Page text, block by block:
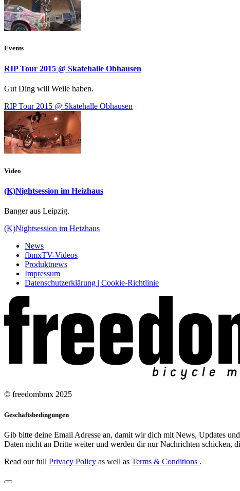
Events
RIP Tour 2015 @ Skatehalle Obhausen
Gut Ding will Weile haben.
RIP Tour 2015 @ Skatehalle Obhausen
Video
(K)Nightsession im Heizhaus
Banger aus Leipzig.
(K)Nightsession im Heizhaus
News
fbmxTV-Videos
Produktnews
Impressum
Datenschutzerklärung | Cookie-Richtlinie
© freedombmx 2025
Geschäftsbedingungen
Gib bitte deine Email Adresse an, damit wir dich mit News, Updates
Daten nicht an Dritte weiter und werden dir nur Nachrichten schicken,
Read our full Privacy Policy as well as Terms & Conditions .